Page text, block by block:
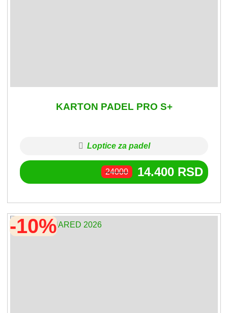
KARTON PADEL PRO S+
Loptice za padel
24000 14.400 RSD
-10%